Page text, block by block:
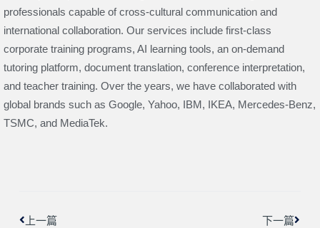
professionals capable of cross-cultural communication and
international collaboration. Our services include first-class
corporate training programs, AI learning tools, an on-demand
tutoring platform, document translation, conference interpretation,
and teacher training. Over the years, we have collaborated with
global brands such as Google, Yahoo, IBM, IKEA, Mercedes-Benz,
TSMC, and MediaTek.
上一篇 下一篇